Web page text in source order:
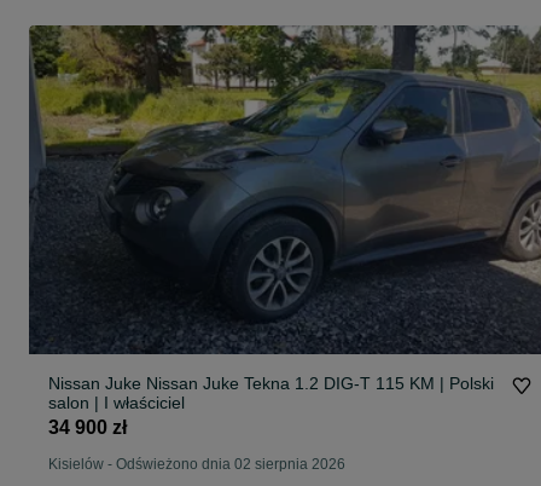
Nissan Juke Nissan Juke Tekna 1.2 DIG-T 115 KM | Polski
salon | I właściciel
34 900 zł
Kisielów - Odświeżono dnia 02 sierpnia 2026